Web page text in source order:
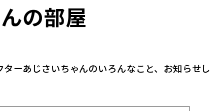
の部屋
ーあじさいちゃんのいろんなこと、お知らせし